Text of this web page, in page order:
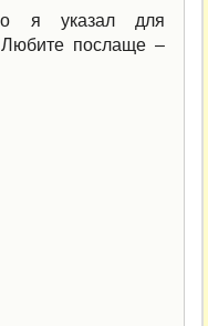
я указал для
Любите послаще –